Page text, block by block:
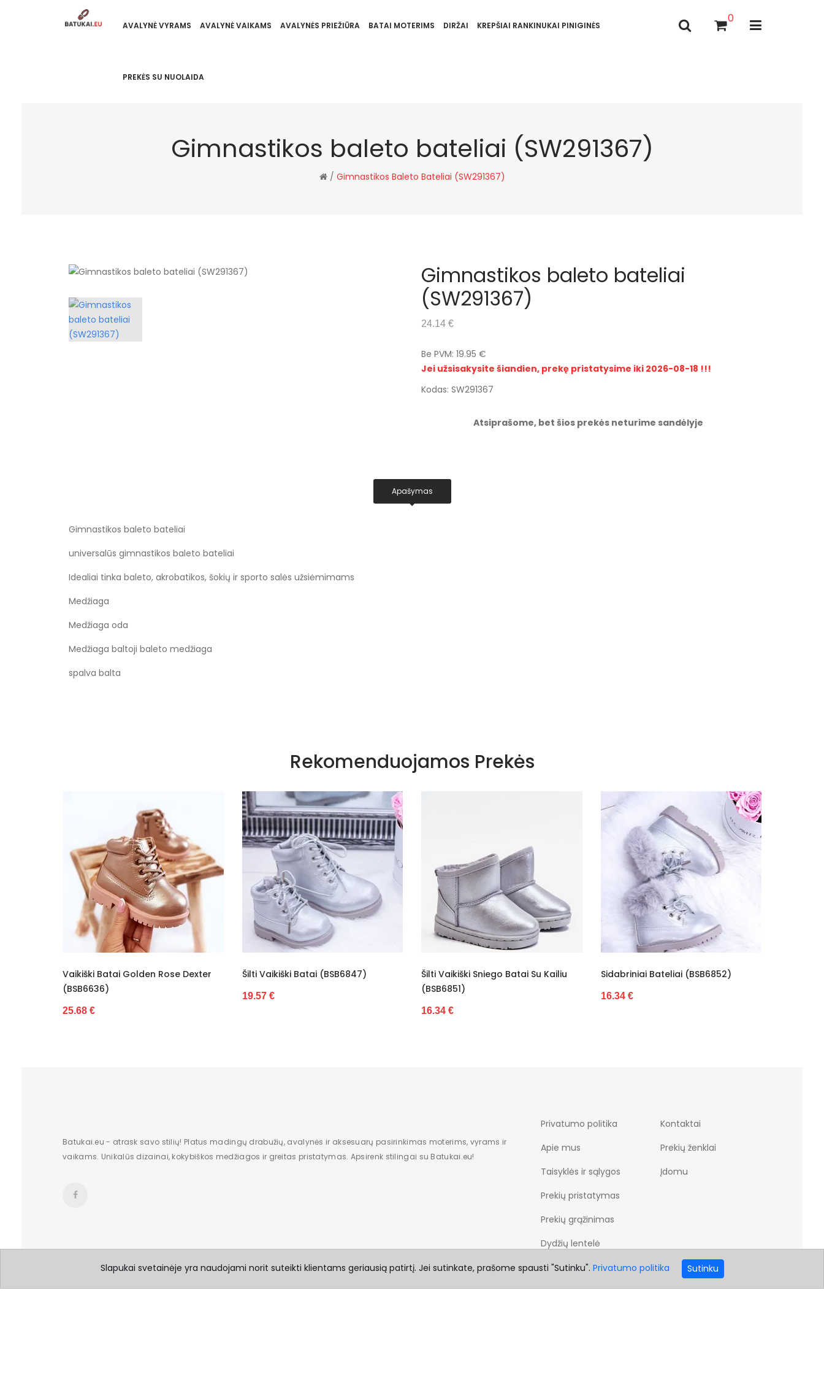
AVALYNĖ VYRAMS AVALYNĖ VAIKAMS AVALYNĖS PRIEŽIŪRA BATAI MOTERIMS DIRŽAI KREPŠIAI RANKINUKAI PINIGINĖS
PREKĖS SU NUOLAIDA
0
Gimnastikos baleto bateliai (SW291367)
/ Gimnastikos Baleto Bateliai (SW291367)
Gimnastikos baleto bateliai
(SW291367)
24.14 €
Be PVM: 19.95 €
Jei užsisakysite šiandien, prekę pristatysime iki 2026-08-18 !!!
Kodas: SW291367
Atsiprašome, bet šios prekės neturime sandėlyje
Apašymas
Gimnastikos baleto bateliai
universalūs gimnastikos baleto bateliai
Idealiai tinka baleto, akrobatikos, šokių ir sporto salės užsiėmimams
Medžiaga
Medžiaga oda
Medžiaga baltoji baleto medžiaga
spalva balta
Rekomenduojamos Prekės
Vaikiški Batai Golden Rose Dexter
(BSB6636)
Šilti Vaikiški Batai (BSB6847)
Šilti Vaikiški Sniego Batai Su Kailiu
(BSB6851)
Sidabriniai Bateliai (BSB6852)
Batukai.eu - atrask savo stilių! Platus madingų drabužių, avalynės ir aksesuarų pasirinkimas moterims, vyrams ir
vaikams. Unikalūs dizainai, kokybiškos medžiagos ir greitas pristatymas. Apsirenk stilingai su Batukai.eu!
Privatumo politika
Apie mus
Taisyklės ir sąlygos
Prekių pristatymas
Prekių grąžinimas
Dydžių lentelė
Kontaktai
Prekių ženklai
Įdomu
Slapukai svetainėje yra naudojami norit suteikti klientams geriausią patirtį. Jei sutinkate, prašome spausti "Sutinku". Privatumo politika Sutinku